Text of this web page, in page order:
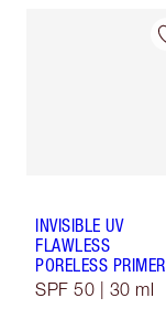
INVISIBLE UV
FLAWLESS
PORELESS PRIMER
SPF 50 | 30 ml